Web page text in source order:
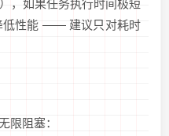
，如果任务执行时间极短
低性能 —— 建议只对耗时
限阻塞：